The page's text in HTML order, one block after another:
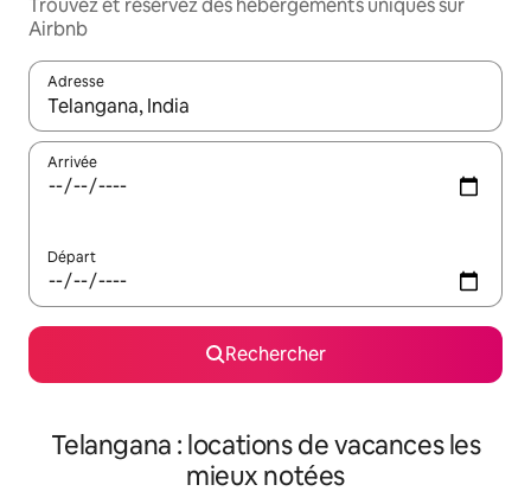
Trouvez et réservez des hébergements uniques sur
Airbnb
Adresse
Lorsque les résultats s'affichent, utilisez les flèches vers le
Arrivée
Départ
Rechercher
Telangana : locations de vacances les
mieux notées